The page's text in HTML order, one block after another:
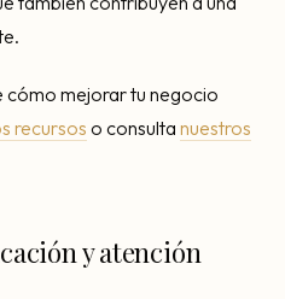
cómo mejorar tu negocio
recursos o consulta nuestros
y atención